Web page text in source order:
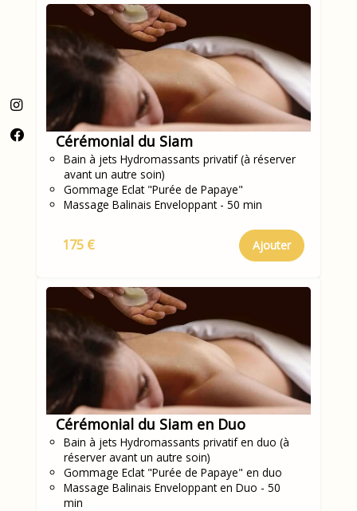
Cérémonial du Siam
Bain à jets Hydromassants privatif (à réserver
avant un autre soin)
Gommage Eclat "Purée de Papaye"
Massage Balinais Enveloppant - 50 min
175 € Ajouter
Cérémonial du Siam en Duo
Bain à jets Hydromassants privatif en duo (à
réserver avant un autre soin)
Gommage Eclat "Purée de Papaye" en duo
Massage Balinais Enveloppant en Duo - 50
min